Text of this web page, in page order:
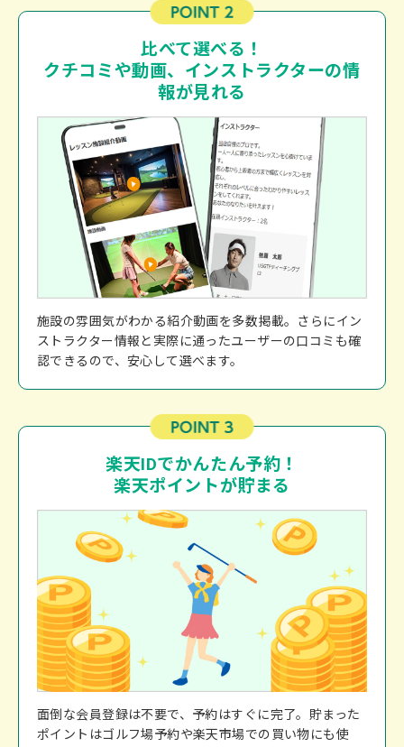
比べて選べる！
クチコミや動画、インストラクターの情
報が見れる
施設の雰囲気がわかる紹介動画を多数掲載。さらにイン
ストラクター情報と実際に通ったユーザーの口コミも確
認できるので、安心して選べます。
楽天IDでかんたん予約！
楽天ポイントが貯まる
面倒な会員登録は不要で、予約はすぐに完了。貯まった
ポイントはゴルフ場予約や楽天市場での買い物にも使